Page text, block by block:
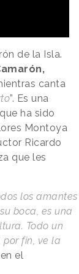
de la Isla.
canta
”. Es una
ha sido
Montoya
Ricardo
que les
los amantes
boca, es una
Todo un
fin, ve la
el